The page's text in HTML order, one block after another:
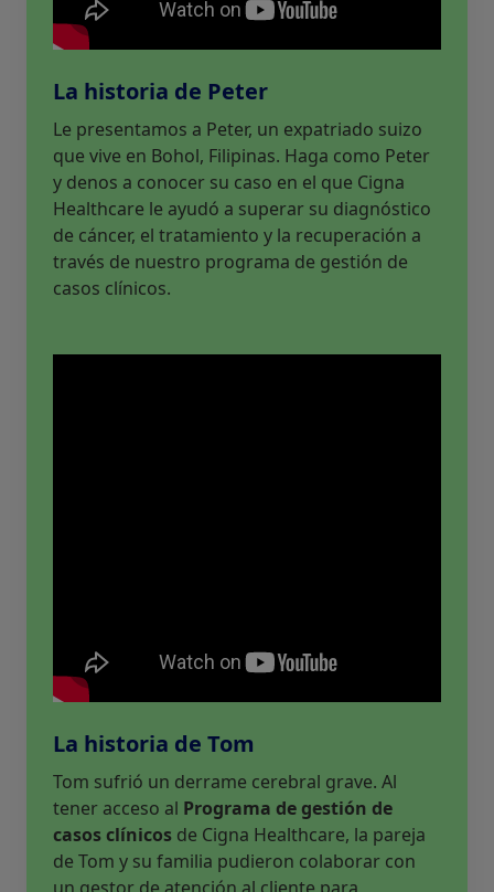
La historia de Peter
Le presentamos a Peter, un expatriado suizo
que vive en Bohol, Filipinas. Haga como Peter
y denos a conocer su caso en el que Cigna
Healthcare le ayudó a superar su diagnóstico
de cáncer, el tratamiento y la recuperación a
través de nuestro programa de gestión de
casos clínicos.
La historia de Tom
Tom sufrió un derrame cerebral grave. Al
tener acceso al Programa de gestión de
casos clínicos de Cigna Healthcare, la pareja
de Tom y su familia pudieron colaborar con